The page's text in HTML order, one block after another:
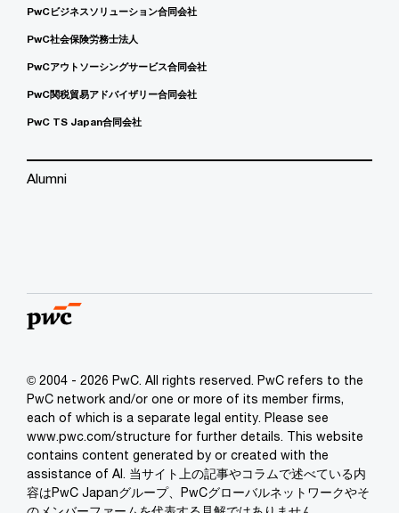
PwCビジネスソリューション合同会社
PwC社会保険労務士法人
PwCアウトソーシングサービス合同会社
PwC関税貿易アドバイザリー合同会社
PwC TS Japan合同会社
Alumni
© 2004 - 2026 PwC. All rights reserved. PwC refers to the
PwC network and/or one or more of its member firms,
each of which is a separate legal entity. Please see
www.pwc.com/structure for further details. This website
contains content generated by or created with the
assistance of AI. 当サイト上の記事やコラムで述べている内
容はPwC Japanグループ、PwCグローバルネットワークやそ